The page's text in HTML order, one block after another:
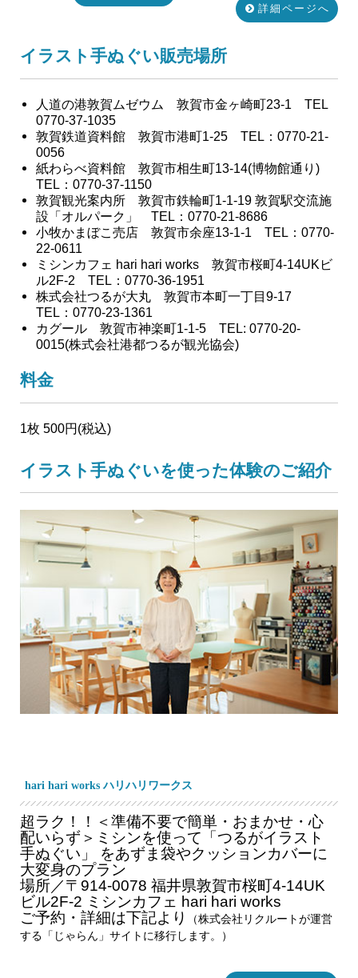
詳細ページへ
イラスト手ぬぐい販売場所
人道の港敦賀ムゼウム 敦賀市金ヶ崎町23-1 TEL
0770-37-1035
敦賀鉄道資料館 敦賀市港町1-25 TEL：0770-21-
0056
紙わらべ資料館 敦賀市相生町13-14(博物館通り)
TEL：0770-37-1150
敦賀観光案内所 敦賀市鉄輪町1-1-19 敦賀駅交流施
設「オルパーク」 TEL：0770-21-8686
小牧かまぼこ売店 敦賀市余座13-1-1 TEL：0770-
22-0611
ミシンカフェ hari hari works 敦賀市桜町4-14UKビ
ル2F-2 TEL：0770-36-1951
株式会社つるが大丸 敦賀市本町一丁目9-17
TEL：0770-23-1361
カグール 敦賀市神楽町1-1-5 TEL: 0770-20-
0015(株式会社港都つるが観光協会)
料金
1枚 500円(税込)
イラスト手ぬぐいを使った体験のご紹介
hari hari works ハリハリワークス
超ラク！！＜準備不要で簡単・おまかせ・心
配いらず＞ミシンを使って「つるがイラスト
手ぬぐい」 をあずま袋やクッションカバーに
大変身のプラン
場所／〒914-0078 福井県敦賀市桜町4-14UK
ビル2F-2 ミシンカフェ hari hari works
ご予約・詳細は下記より
（株式会社リクルートが運営
する「じゃらん」サイトに移行します。）